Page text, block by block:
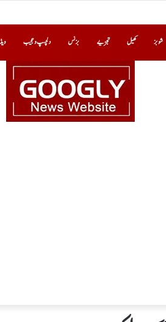
شوبز کھیل تجزیے بزنس دلچسپ و عجیب